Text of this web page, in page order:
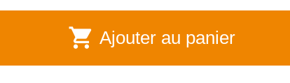
shopping_cart Ajouter au panier